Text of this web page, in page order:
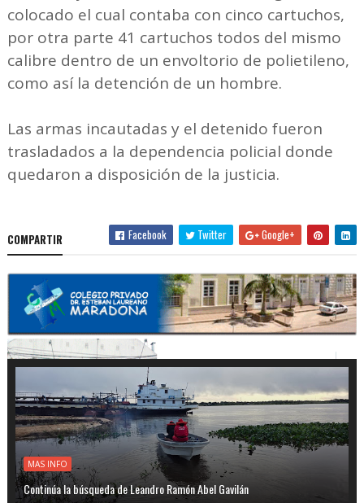
colocado el cual contaba con cinco cartuchos,
por otra parte 41 cartuchos todos del mismo
calibre dentro de un envoltorio de polietileno,
como así la detención de un hombre.
Las armas incautadas y el detenido fueron
trasladados a la dependencia policial donde
quedaron a disposición de la justicia.
COMPARTIR Facebook Twitter Google+
MAS INFO
Continúa la búsqueda de Leandro Ramón Abel Gavilán